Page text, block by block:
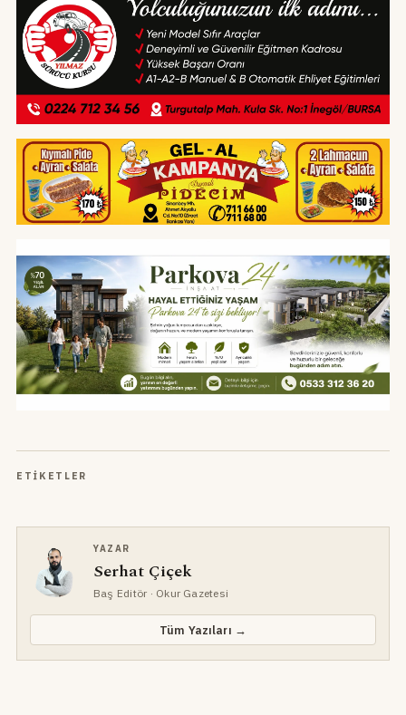
ETIKETLER
YAZAR
Serhat Çiçek
Baş Editör · Okur Gazetesi
Tüm Yazıları →